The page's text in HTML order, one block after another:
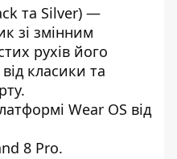
та Silver) —
зі змінним
рухів його
класики та
Wear OS від
8 Pro.